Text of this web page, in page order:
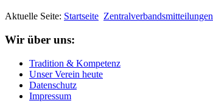
Aktuelle Seite: Startseite Zentralverbandsmitteilungen
Wir über uns:
Tradition & Kompetenz
Unser Verein heute
Datenschutz
Impressum